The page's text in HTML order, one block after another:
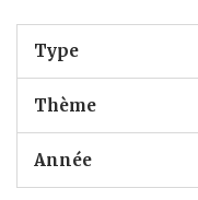
Type
Thème
Année